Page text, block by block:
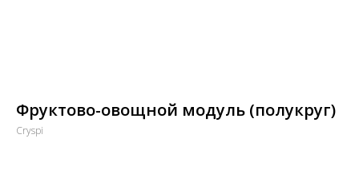
Фруктово-овощной модуль (полукруг)
Cryspi